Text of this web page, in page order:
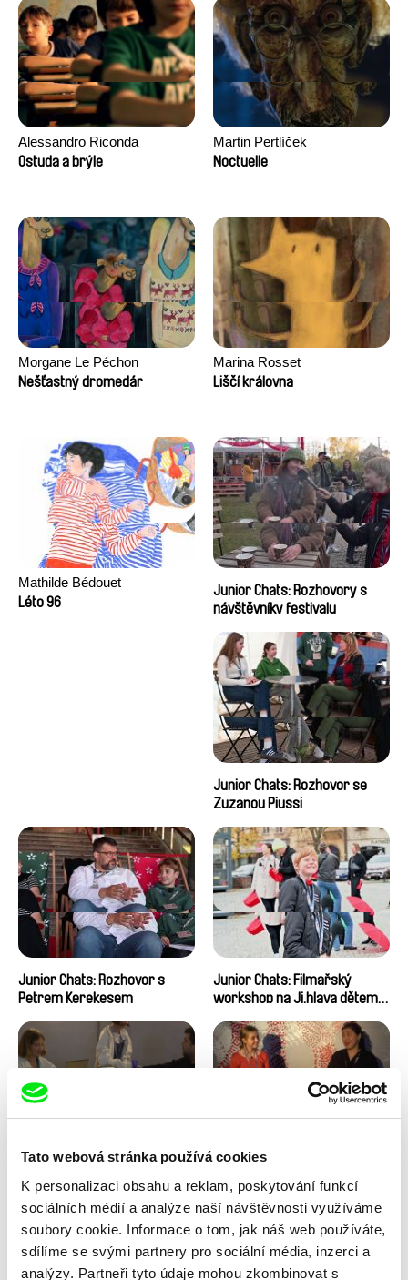
Tato webová stránka používá cookies
K personalizaci obsahu a reklam, poskytování funkcí
sociálních médií a analýze naší návštěvnosti využíváme
soubory cookie. Informace o tom, jak náš web používáte,
sdílíme se svými partnery pro sociální média, inzerci a
analýzy. Partneři tyto údaje mohou zkombinovat s
Alessandro Riconda
Ostuda a brýle
Martin Pertlíček
Noctuelle
Morgane Le Péchon
Nešťastný dromedár
Marina Rosset
Liščí královna
Mathilde Bédouet
Léto 96
Junior Chats: Rozhovory s
návštěvníky festivalu
Junior Chats: Rozhovor se
Zuzanou Piussi
Junior Chats: Rozhovor s
Petrem Kerekesem
Junior Chats: Filmařský
workshop na Ji.hlava dětem
Andršem
Honcoop